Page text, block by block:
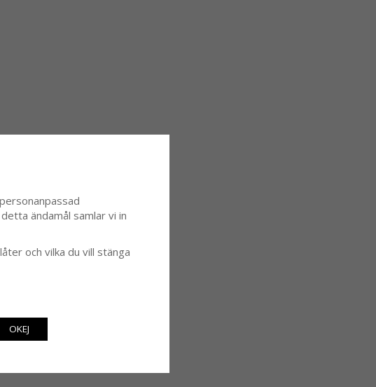
ändamål samlar vi in
och vilka du vill stänga
OKEJ